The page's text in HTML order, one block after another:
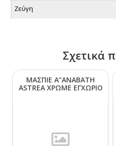
Ζεύγη
Σχετικά
ΜΑΣΠΙΕ Α”ΑΝΑΒΑΤΗ
ΑSΤRΕΑ ΧΡΩΜΕ ΕΓΧΩΡΙΟ